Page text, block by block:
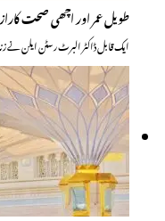
طویل عمر اور اچھی صحت کاراز
ایک قابل ڈاکٹر البرٹ رسٹن ایلن نے